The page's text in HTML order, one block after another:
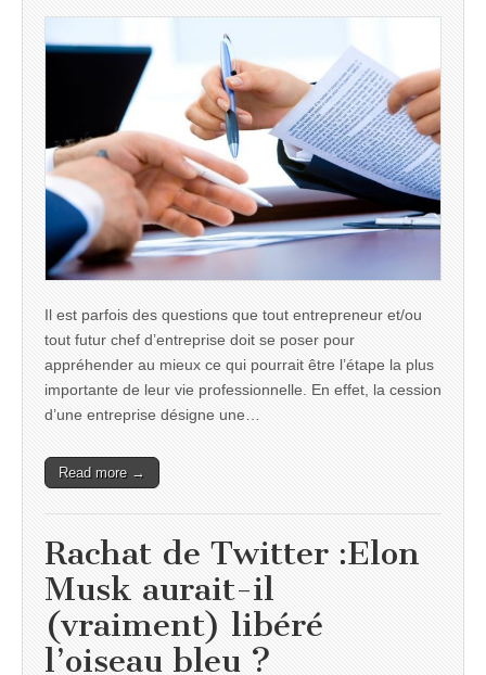
Il est parfois des questions que tout entrepreneur et/ou
tout futur chef d’entreprise doit se poser pour
appréhender au mieux ce qui pourrait être l’étape la plus
importante de leur vie professionnelle. En effet, la cession
d’une entreprise désigne une…
Read more →
Rachat de Twitter :Elon
Musk aurait-il
(vraiment) libéré
l’oiseau bleu ?